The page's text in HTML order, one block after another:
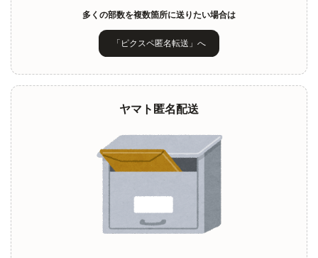
多くの部数を複数箇所に送りたい場合は
「ピクスペ匿名転送」へ
ヤマト匿名配送